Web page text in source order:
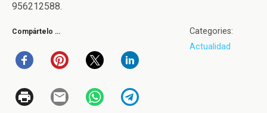
956212588.
Compártelo …
Categories:
Actualidad